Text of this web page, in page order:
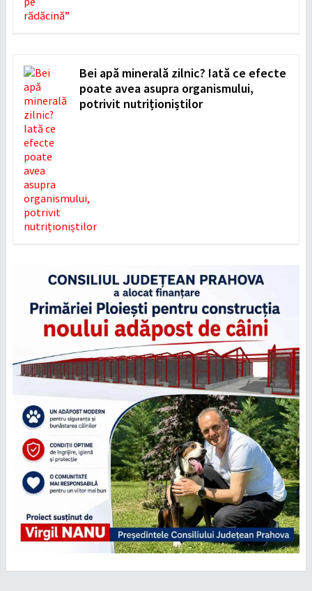
Bei apă minerală zilnic? Iată ce efecte
poate avea asupra organismului,
potrivit nutriționiștilor